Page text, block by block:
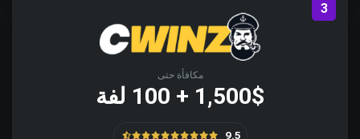
3
مكافأة حتى
1,500$ + 100 لفة
9.5